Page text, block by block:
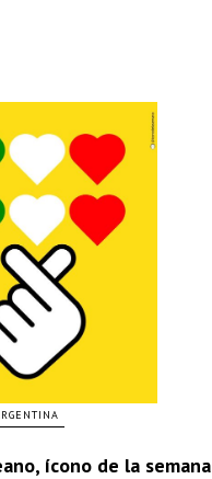
ícono de la semana